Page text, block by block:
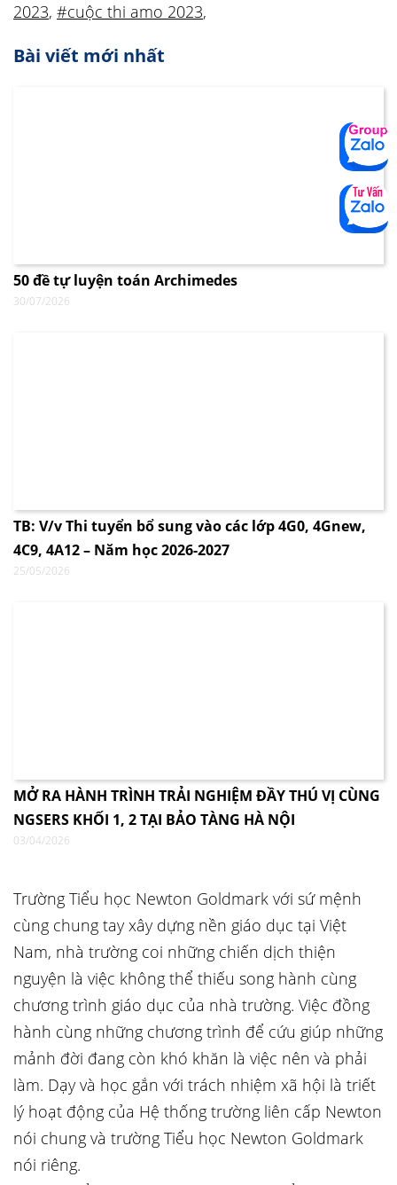
2023, #cuộc thi amo 2023,
Bài viết mới nhất
50 đề tự luyện toán Archimedes
30/07/2026
TB: V/v Thi tuyển bổ sung vào các lớp 4G0, 4Gnew,
4C9, 4A12 – Năm học 2026-2027
25/05/2026
MỞ RA HÀNH TRÌNH TRẢI NGHIỆM ĐẦY THÚ VỊ CÙNG
NGSERS KHỐI 1, 2 TẠI BẢO TÀNG HÀ NỘI
03/04/2026
Trường Tiểu học Newton Goldmark với sứ mệnh
cùng chung tay xây dựng nền giáo dục tại Việt
Nam, nhà trường coi những chiến dịch thiện
nguyện là việc không thể thiếu song hành cùng
chương trình giáo dục của nhà trường. Việc đồng
hành cùng những chương trình để cứu giúp những
mảnh đời đang còn khó khăn là việc nên và phải
làm. Dạy và học gắn với trách nhiệm xã hội là triết
lý hoạt động của Hệ thống trường liên cấp Newton
nói chung và trường Tiểu học Newton Goldmark
nói riêng.